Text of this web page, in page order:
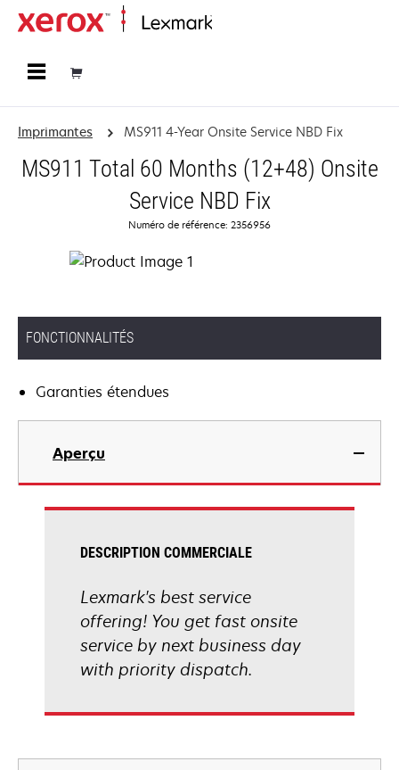
Imprimantes MS911 4-Year Onsite Service NBD Fix
MS911 Total 60 Months (12+48) Onsite
Service NBD Fix
Numéro de référence: 2356956
FONCTIONNALITÉS
Garanties étendues
Aperçu
DESCRIPTION COMMERCIALE
Lexmark's best service
offering! You get fast onsite
service by next business day
with priority dispatch.